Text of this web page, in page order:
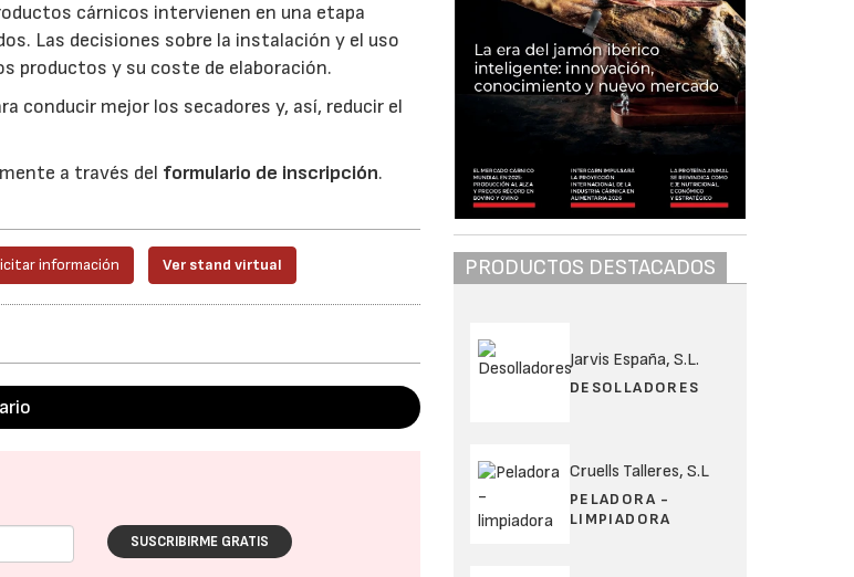
cárnicos intervienen en una etapa
Las decisiones sobre la instalación y el uso
productos y su coste de elaboración.
conducir mejor los secadores y, así, reducir el
a través del formulario de inscripción.
información Ver stand virtual
SUSCRIBIRME GRATIS
PRODUCTOS DESTACADOS
Jarvis España, S.L.
DESOLLADORES
Cruells Talleres, S.L
PELADORA -
LIMPIADORA